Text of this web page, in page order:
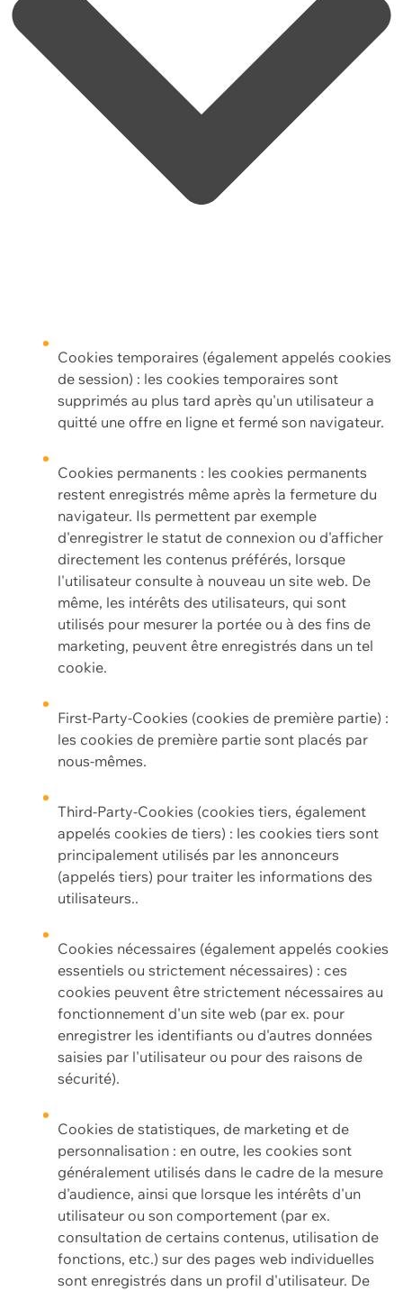
Cookies temporaires (également appelés cookies
de session) : les cookies temporaires sont
supprimés au plus tard après qu'un utilisateur a
quitté une offre en ligne et fermé son navigateur.
Cookies permanents : les cookies permanents
restent enregistrés même après la fermeture du
navigateur. Ils permettent par exemple
d'enregistrer le statut de connexion ou d'afficher
directement les contenus préférés, lorsque
l'utilisateur consulte à nouveau un site web. De
même, les intérêts des utilisateurs, qui sont
utilisés pour mesurer la portée ou à des fins de
marketing, peuvent être enregistrés dans un tel
cookie.
First-Party-Cookies (cookies de première partie) :
les cookies de première partie sont placés par
nous-mêmes.
Third-Party-Cookies (cookies tiers, également
appelés cookies de tiers) : les cookies tiers sont
principalement utilisés par les annonceurs
(appelés tiers) pour traiter les informations des
utilisateurs..
Cookies nécessaires (également appelés cookies
essentiels ou strictement nécessaires) : ces
cookies peuvent être strictement nécessaires au
fonctionnement d'un site web (par ex. pour
enregistrer les identifiants ou d'autres données
saisies par l'utilisateur ou pour des raisons de
sécurité).
Cookies de statistiques, de marketing et de
personnalisation : en outre, les cookies sont
généralement utilisés dans le cadre de la mesure
d'audience, ainsi que lorsque les intérêts d'un
utilisateur ou son comportement (par ex.
consultation de certains contenus, utilisation de
fonctions, etc.) sur des pages web individuelles
sont enregistrés dans un profil d'utilisateur. De